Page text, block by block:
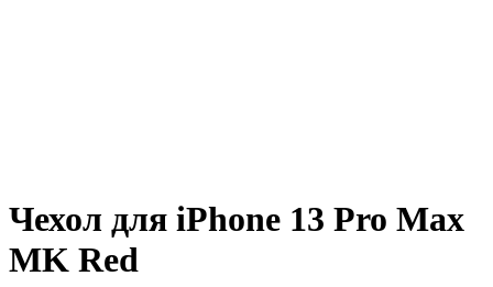
Чехол для iPhone 13 Pro Max
MK Red